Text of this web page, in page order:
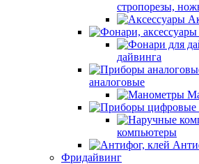
стропорезы,
дайвинга
аналоговые
компьютеры
Фридайвинг